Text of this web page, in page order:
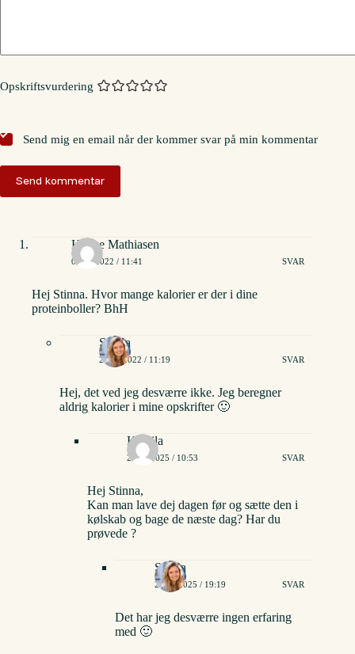
Opskriftsvurdering
Send mig en email når der kommer svar på min kommentar
Send kommentar
Hanne Mathiasen
07/07/2022 / 11:41 SVAR
Hej Stinna. Hvor mange kalorier er der i dine
proteinboller? BhH
Stinna
22/08/2022 / 11:19 SVAR
Hej, det ved jeg desværre ikke. Jeg beregner
aldrig kalorier i mine opskrifter 🙂
Kamila
25/07/2025 / 10:53 SVAR
Hej Stinna,
Kan man lave dej dagen før og sætte den i
kølskab og bage de næste dag? Har du
prøvede ?
Stinna
27/07/2025 / 19:19 SVAR
Det har jeg desværre ingen erfaring
med 🙂